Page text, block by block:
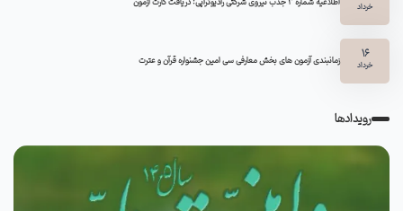
خرداد
16
خرداد زمانبندی آزمون های بخش معارفی سی امین جشنواره قرآن و عترت
رویدادها